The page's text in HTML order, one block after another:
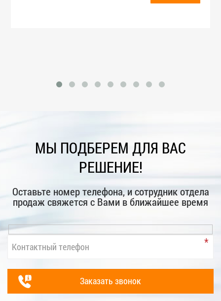
МЫ ПОДБЕРЕМ ДЛЯ ВАС
РЕШЕНИЕ!
Оставьте номер телефона, и сотрудник отдела
продаж свяжется с Вами в ближайшее время